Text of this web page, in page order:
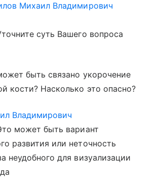
Михаил Владимирович
суть Вашего вопроса
быть связано укорочение
кости? Насколько это опасно?
Владимирович
может быть вариант
развития или неточность
неудобного для визуализации